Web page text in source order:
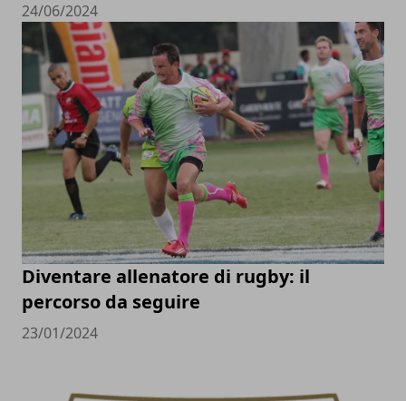
24/06/2024
Diventare allenatore di rugby: il
percorso da seguire
23/01/2024